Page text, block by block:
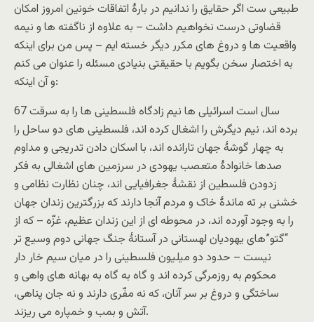
طبیعی ست اگر حقایق را ندانیم در بارۀ اتفاقات خونین امروز امکان
قضاوتی درست نخواهیم داشت – به علاوه از ناگفته ها و نیمه
واقعیت ها و دروغ های مکرر دیگر خسته ایم – پس من برای اینکه
به اختصار سخن بگویم با حقیقتی بنیادی مسئله را عنوان می کنم
و آن اینکه:
67 سال است اسرائیلی ها نیم زادگاه فلسطینی ها را به سرقت
برده اند، نیم دیگرش را اشغال کرده اند، فلسطینی های دو ساحل را
به چهار گوشۀ جهان تارانده اند، با اسکان دادن تدریجی و مداوم
صدها خانوادۀ متعصب یهودی در سرزمین های اشغالی به فکر
زدودن فلسطین از نقشۀ جغرافیایی اند، چنان نظارت نظامی و
خشنی بر ته ماندۀ خاک و مردم آنجا دارند که بزرگترین زندان جهان
را به وجود آورده اند، در محوطه ای از این زندان عظیم، غزّه – که از
“گتو”های یهودیان لهستانی در آستانۀ جنگ جهانی دوم وسیع تر
نیست – حدود دو میلیون فلسطینی را در میان سیم خار دار
محکوم به روزمرگی کرده اند و گاه به گاه به بهانه های واهی و
ساختگی و دروغ بر سر آنان، که نه مفّری دارند و نه جان پناهی،
آتش و بمب و خمپاره می ریزند.